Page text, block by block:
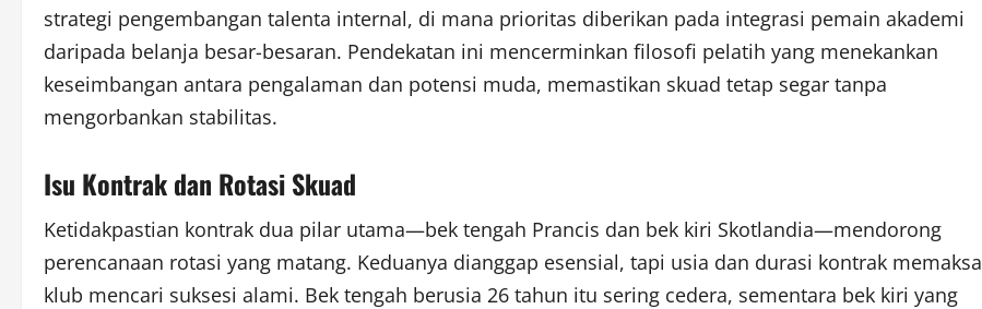
strategi pengembangan talenta internal, di mana prioritas diberikan pada integrasi pemain akademi
daripada belanja besar-besaran. Pendekatan ini mencerminkan filosofi pelatih yang menekankan
keseimbangan antara pengalaman dan potensi muda, memastikan skuad tetap segar tanpa
mengorbankan stabilitas.
Isu Kontrak dan Rotasi Skuad
Ketidakpastian kontrak dua pilar utama—bek tengah Prancis dan bek kiri Skotlandia—mendorong
perencanaan rotasi yang matang. Keduanya dianggap esensial, tapi usia dan durasi kontrak memaksa
klub mencari suksesi alami. Bek tengah berusia 26 tahun itu sering cedera, sementara bek kiri yang